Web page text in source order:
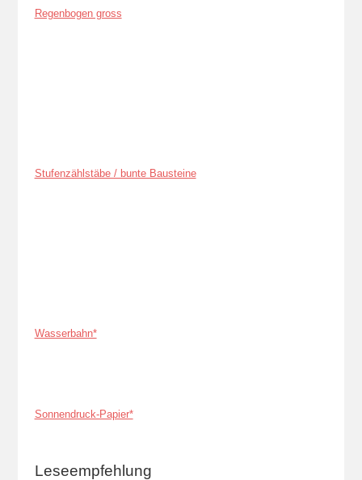
Regenbogen gross
Stufenzählstäbe / bunte Bausteine
Wasserbahn*
Sonnendruck-Papier*
Leseempfehlung